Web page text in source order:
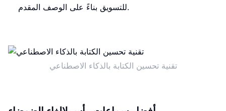
للتسويق بناءً على الوصف المقدم.
تقنية تحسين الكتابة بالذكاء الاصطناعي